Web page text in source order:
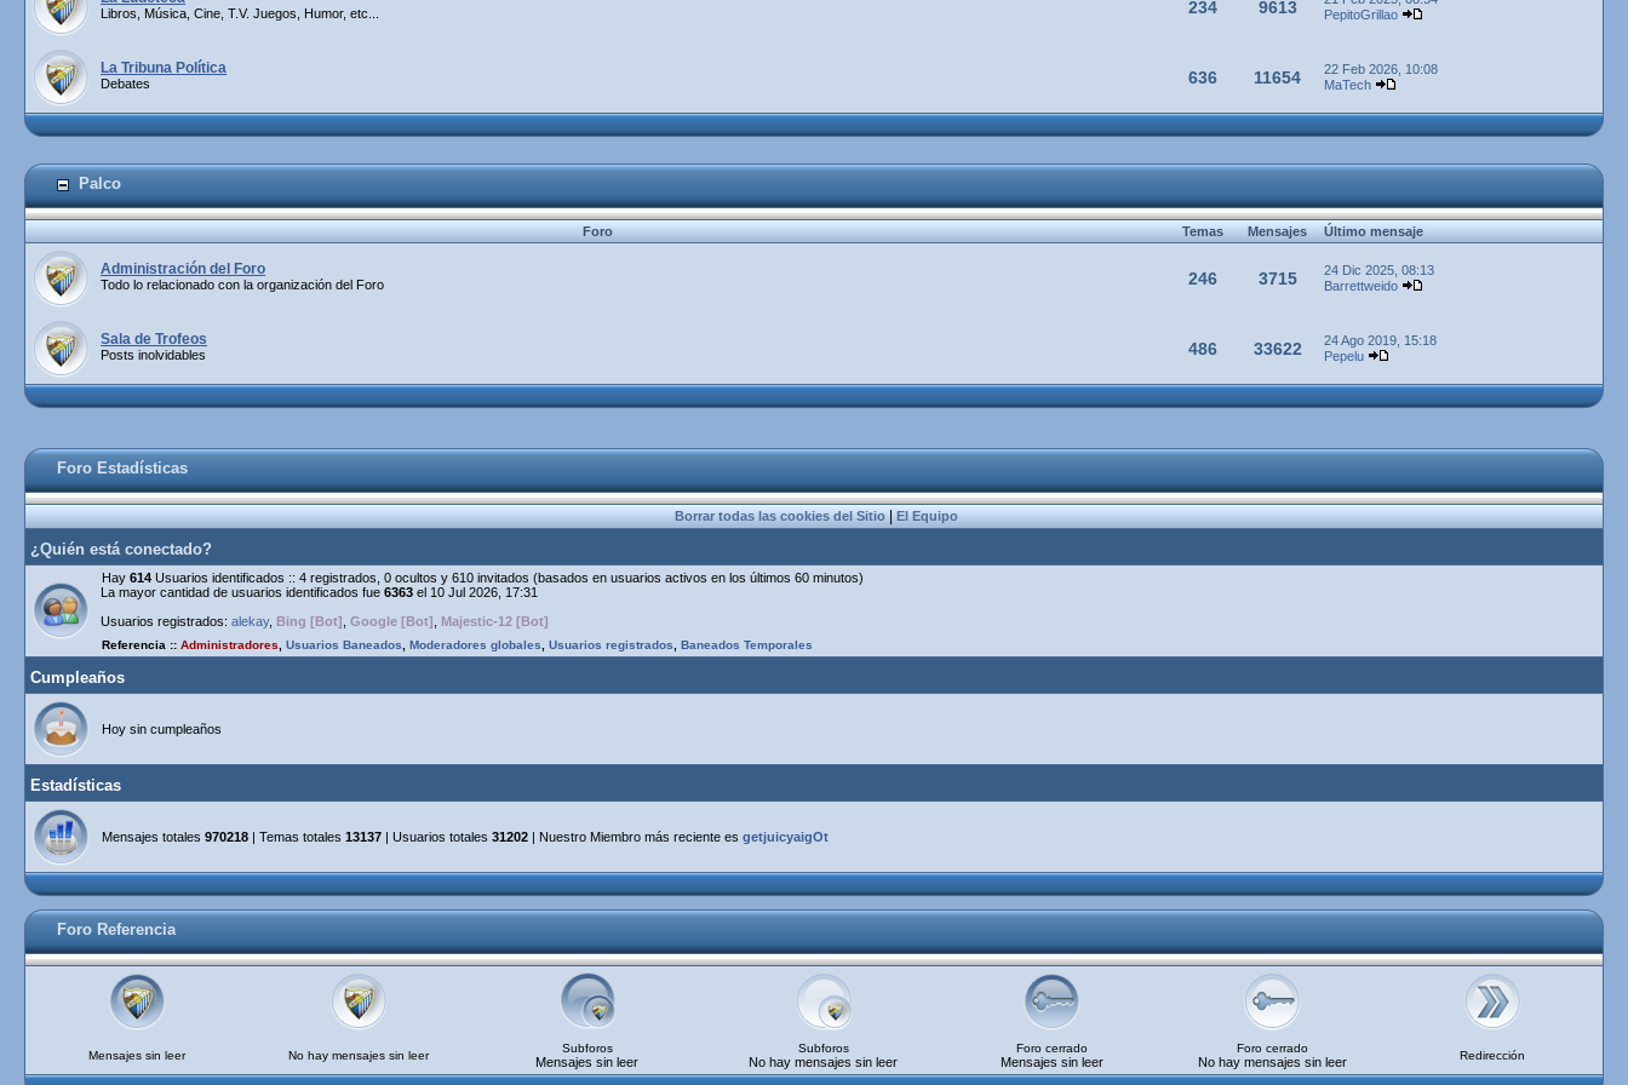
Libros, Música, Cine, T.V. Juegos, Humor, etc... 234 9613
PepitoGrillao
La Tribuna Política
Debates 636 11654
22 Feb 2026, 10:08
MaTech
Palco
Foro TemasMensajesÚltimo mensaje
Administración del Foro
Todo lo relacionado con la organización del Foro 246 3715
24 Dic 2025, 08:13
Barrettweido
Sala de Trofeos
Posts inolvidables 486 33622
24 Ago 2019, 15:18
Pepelu
Foro Estadísticas
Borrar todas las cookies del Sitio|El Equipo
¿Quién está conectado?
Hay 614 Usuarios identificados :: 4 registrados, 0 ocultos y 610 invitados (basados en usuarios activos en los últimos 60 minutos)
La mayor cantidad de usuarios identificados fue 6363 el 10 Jul 2026, 17:31
Usuarios registrados: alekay, Bing [Bot] Google [Bot] Majestic-12 [Bot]
Referencia :: Administradores Usuarios Baneados Moderadores globales Usuarios registrados Baneados Temporales
Cumpleaños
Hoy sin cumpleaños
Estadísticas
Mensajes totales 970218 | Temas totales 13137 | Usuarios totales 31202 | Nuestro Miembro más reciente es getjuicyaigOt
Foro Referencia
Mensajes sin leer No hay mensajes sin leer
Subforos
Mensajes sin leer
Subforos
No hay mensajes sin leer
Foro cerrado
Mensajes sin leer
Foro cerrado
No hay mensajes sin leer Redirección